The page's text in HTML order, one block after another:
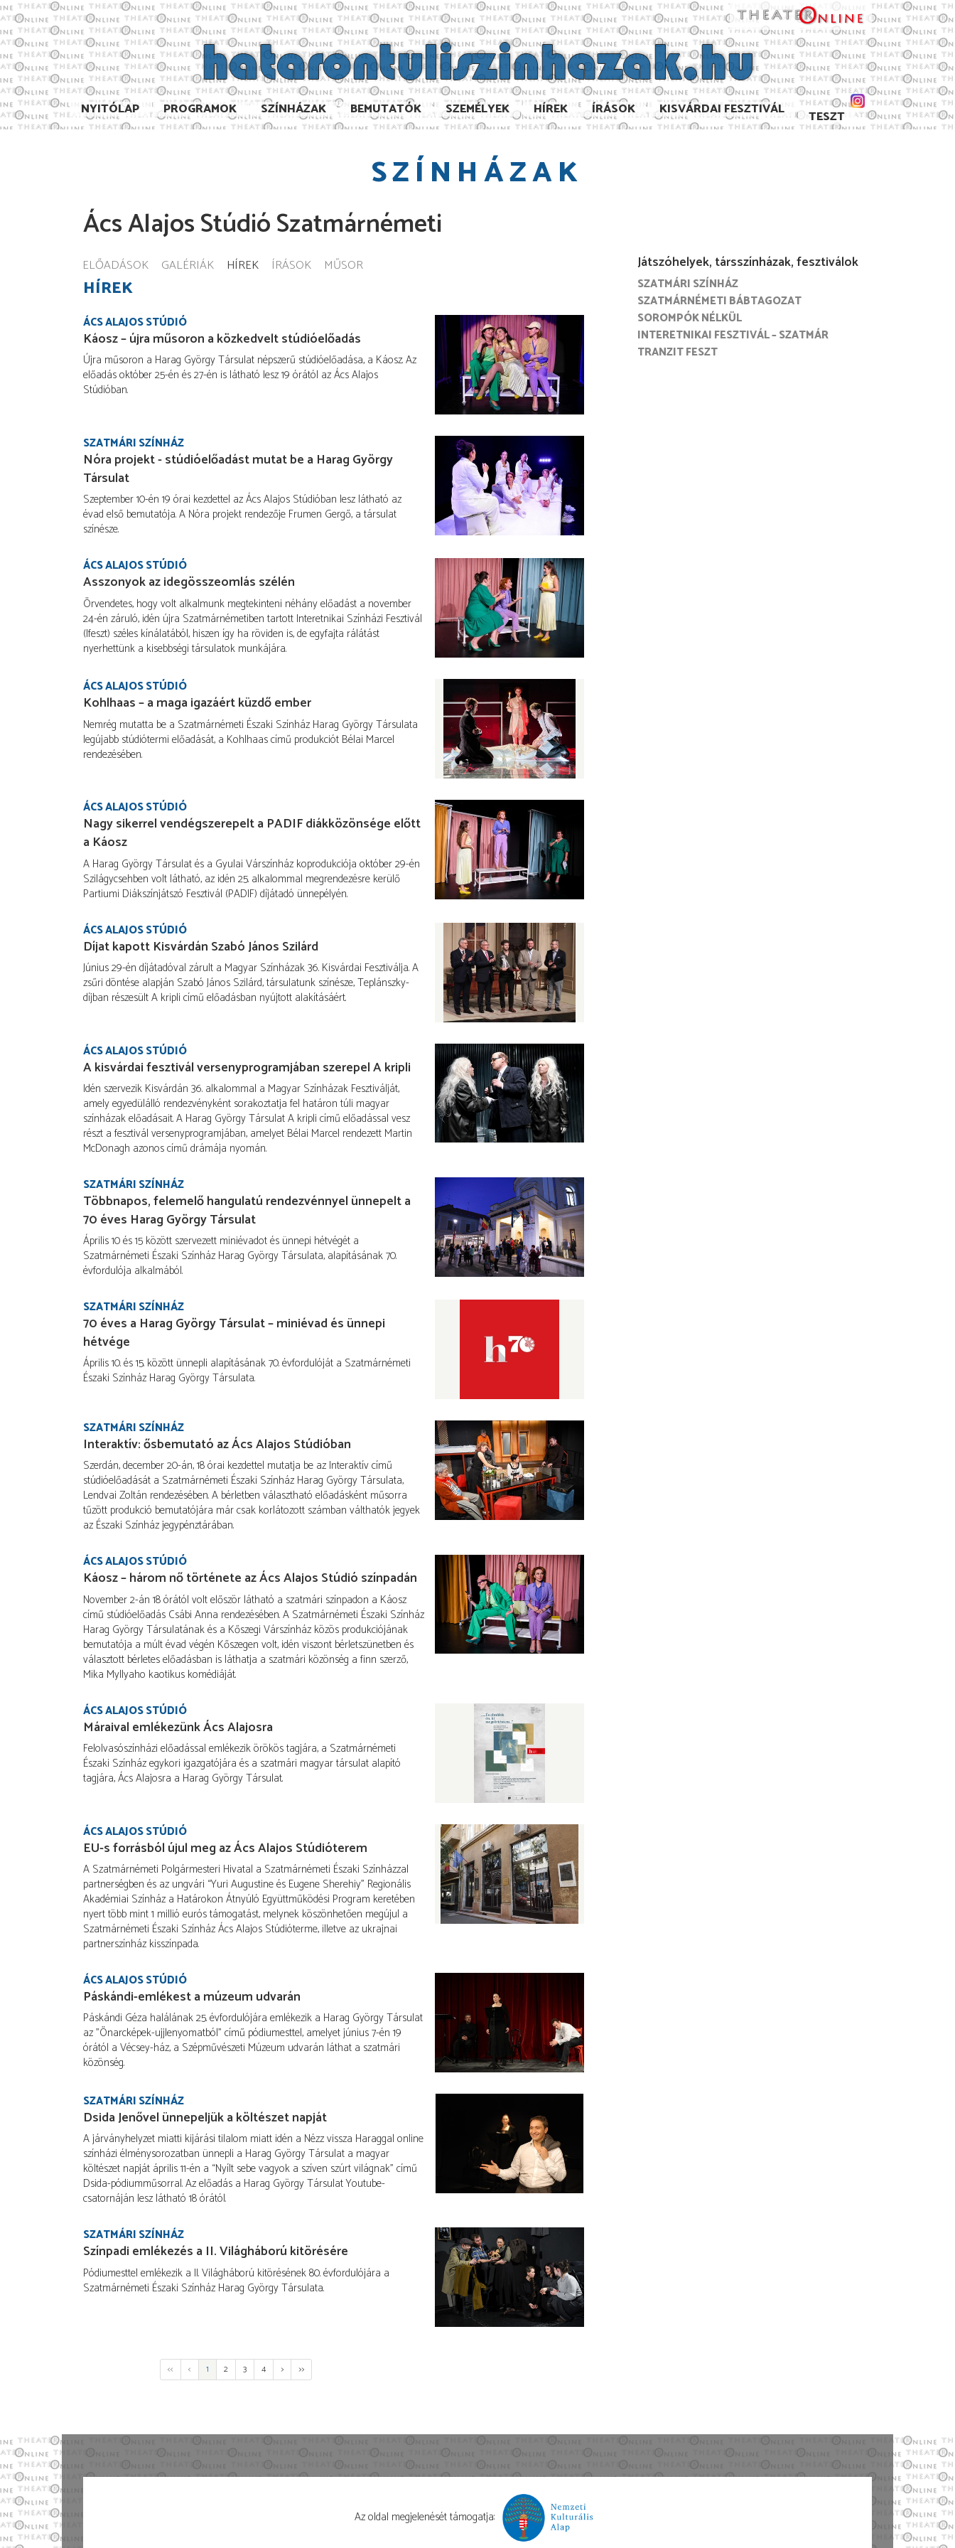
NYITÓLAP PROGRAMOK SZÍNHÁZAK BEMUTATÓK SZEMÉLYEK HÍREK ÍRÁSOK KISVÁRDAI FESZTIVÁL TESZT
SZÍNHÁZAK
Ács Alajos Stúdió Szatmárnémeti
ELŐADÁSOK GALÉRIÁK HÍREK ÍRÁSOK MŰSOR
HÍREK
ÁCS ALAJOS STÚDIÓ
Káosz – újra műsoron a közkedvelt stúdióelőadás
Újra műsoron a Harag György Társulat népszerű stúdióelőadása, a Káosz. Az
előadás október 25-én és 27-én is látható lesz 19 órától az Ács Alajos
Stúdióban.
SZATMÁRI SZÍNHÁZ
Nóra projekt - stúdióelőadást mutat be a Harag György
Társulat
Szeptember 10-én 19 órai kezdettel az Ács Alajos Stúdióban lesz látható az
évad első bemutatója. A Nóra projekt rendezője Frumen Gergő, a társulat
színésze.
ÁCS ALAJOS STÚDIÓ
Asszonyok az idegösszeomlás szélén
Örvendetes, hogy volt alkalmunk megtekinteni néhány előadást a november
24-én záruló, idén újra Szatmárnémetiben tartott Interetnikai Színházi Fesztivál
(Ifeszt) széles kínálatából, hiszen így ha röviden is, de egyfajta rálátást
nyerhettünk a kisebbségi társulatok munkájára.
ÁCS ALAJOS STÚDIÓ
Kohlhaas – a maga igazáért küzdő ember
Nemrég mutatta be a Szatmárnémeti Északi Színház Harag György Társulata
legújabb stúdiótermi előadását, a Kohlhaas című produkciót Bélai Marcel
rendezésében.
ÁCS ALAJOS STÚDIÓ
Nagy sikerrel vendégszerepelt a PADIF diákközönsége előtt
a Káosz
A Harag György Társulat és a Gyulai Várszínház koprodukciója október 29-én
Szilágycsehben volt látható, az idén 25. alkalommal megrendezésre kerülő
Partiumi Diákszínjátszó Fesztivál (PADIF) díjátadó ünnepélyén.
ÁCS ALAJOS STÚDIÓ
Díjat kapott Kisvárdán Szabó János Szilárd
Június 29-én díjátadóval zárult a Magyar Színházak 36. Kisvárdai Fesztiválja. A
zsűri döntése alapján Szabó János Szilárd, társulatunk színésze, Teplánszky-
díjban részesült A kripli című előadásban nyújtott alakításáért.
ÁCS ALAJOS STÚDIÓ
A kisvárdai fesztivál versenyprogramjában szerepel A kripli
Idén szervezik Kisvárdán 36. alkalommal a Magyar Színházak Fesztiválját,
amely egyedülálló rendezvényként sorakoztatja fel határon túli magyar
színházak előadásait. A Harag György Társulat A kripli című előadással vesz
részt a fesztivál versenyprogramjában, amelyet Bélai Marcel rendezett Martin
McDonagh azonos című drámája nyomán.
SZATMÁRI SZÍNHÁZ
Többnapos, felemelő hangulatú rendezvénnyel ünnepelt a
70 éves Harag György Társulat
Április 10 és 15 között szervezett miniévadot és ünnepi hétvégét a
Szatmárnémeti Északi Színház Harag György Társulata, alapításának 70.
évfordulója alkalmából.
SZATMÁRI SZÍNHÁZ
70 éves a Harag György Társulat – miniévad és ünnepi
hétvége
Április 10. és 15. között ünnepli alapításának 70. évfordulóját a Szatmárnémeti
Északi Színház Harag György Társulata.
SZATMÁRI SZÍNHÁZ
Interaktív: ősbemutató az Ács Alajos Stúdióban
Szerdán, december 20-án, 18 órai kezdettel mutatja be az Interaktív című
stúdióelőadását a Szatmárnémeti Északi Színház Harag György Társulata,
Lendvai Zoltán rendezésében. A bérletben választható előadásként műsorra
tűzött produkció bemutatójára már csak korlátozott számban válthatók jegyek
az Északi Színház jegypénztárában.
ÁCS ALAJOS STÚDIÓ
Káosz – három nő története az Ács Alajos Stúdió színpadán
November 2-án 18 órától volt először látható a szatmári színpadon a Káosz
című stúdióelőadás Csábi Anna rendezésében. A Szatmárnémeti Északi Színház
Harag György Társulatának és a Kőszegi Várszínház közös produkciójának
bemutatója a múlt évad végén Kőszegen volt, idén viszont bérletszünetben és
választott bérletes előadásban is láthatja a szatmári közönség a finn szerző,
Mika Myllyaho kaotikus komédiáját.
ÁCS ALAJOS STÚDIÓ
Máraival emlékezünk Ács Alajosra
Felolvasószínházi előadással emlékezik örökös tagjára, a Szatmárnémeti
Északi Színház egykori igazgatójára és a szatmári magyar társulat alapító
tagjára, Ács Alajosra a Harag György Társulat.
ÁCS ALAJOS STÚDIÓ
EU-s forrásból újul meg az Ács Alajos Stúdióterem
A Szatmárnémeti Polgármesteri Hivatal a Szatmárnémeti Északi Színházzal
partnerségben és az ungvári “Yuri Augustine és Eugene Sherehiy” Regionális
Akadémiai Színház a Határokon Átnyúló Együttműködési Program keretében
nyert több mint 1 millió eurós támogatást, melynek köszönhetően megújul a
Szatmárnémeti Északi Színház Ács Alajos Stúdióterme, illetve az ukrajnai
partnerszínház kisszínpada.
ÁCS ALAJOS STÚDIÓ
Páskándi-emlékest a múzeum udvarán
Páskándi Géza halálának 25. évfordulójára emlékezik a Harag György Társulat
az "Önarcképek-ujjlenyomatból" című pódiumesttel, amelyet június 7-én 19
órától a Vécsey-ház, a Szépművészeti Múzeum udvarán láthat a szatmári
közönség.
SZATMÁRI SZÍNHÁZ
Dsida Jenővel ünnepeljük a költészet napját
A járványhelyzet miatti kijárási tilalom miatt idén a Nézz vissza Haraggal online
színházi élménysorozatban ünnepli a Harag György Társulat a magyar
költészet napját április 11-én a “Nyílt sebe vagyok a szíven szúrt világnak” című
Dsida-pódiumműsorral. Az előadás a Harag György Társulat Youtube-
csatornáján lesz látható 18 órától.
SZATMÁRI SZÍNHÁZ
Színpadi emlékezés a II. Világháború kitörésére
Pódiumesttel emlékezik a II. Világháború kitörésének 80. évfordulójára a
Szatmárnémeti Északi Színház Harag György Társulata.
<< < 1 2 3 4 > >>
Játszóhelyek, társszínházak, fesztiválok
SZATMÁRI SZÍNHÁZ
SZATMÁRNÉMETI BÁBTAGOZAT
SOROMPÓK NÉLKÜL
INTERETNIKAI FESZTIVÁL – SZATMÁR
TRANZIT FESZT
Az oldal megjelenését támogatja: